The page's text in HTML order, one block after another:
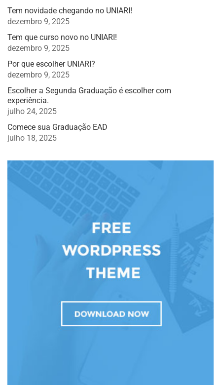
Tem novidade chegando no UNIARI!
dezembro 9, 2025
Tem que curso novo no UNIARI!
dezembro 9, 2025
Por que escolher UNIARI?
dezembro 9, 2025
Escolher a Segunda Graduação é escolher com
experiência.
julho 24, 2025
Comece sua Graduação EAD
julho 18, 2025